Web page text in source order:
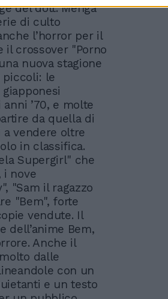
del dott. Menga"
di culto
l’horror per il
il crossover "Porno
nuova stagione
piccoli: le
’70, e molte
da quella di
vendere oltre
in classifica.
Supergirl" che
i nove
"Sam il ragazzo
"Bem", forte
vendute. Il
dell’anime Bem,
Anche il
dalle
con un
e un testo